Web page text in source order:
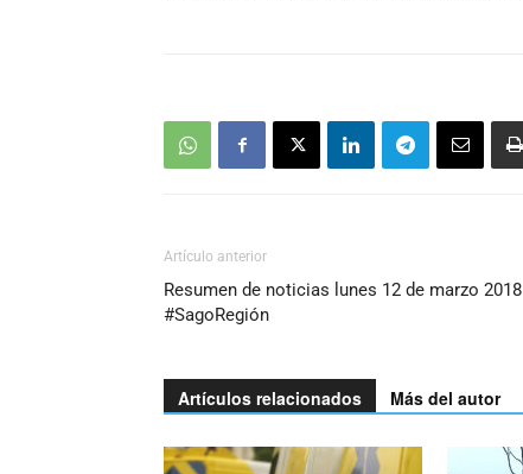
Artículo anterior
Resumen de noticias lunes 12 de marzo 2018
#SagoRegión
Artículos relacionados Más del autor